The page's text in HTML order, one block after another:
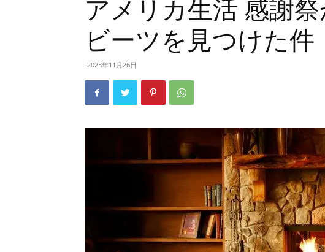
アメリカ生活 感謝
ビーツを見つけた件
2023年11月26日